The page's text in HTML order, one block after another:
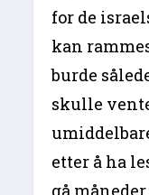
for de
kan
burde
skulle
etter å ha
gå